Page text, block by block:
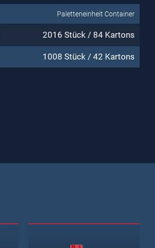
Paletteneinheit Container
2016 Stück / 84 Kartons
1008 Stück / 42 Kartons